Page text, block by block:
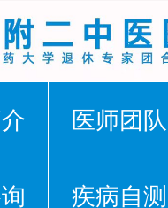
医师团队
疾病自测